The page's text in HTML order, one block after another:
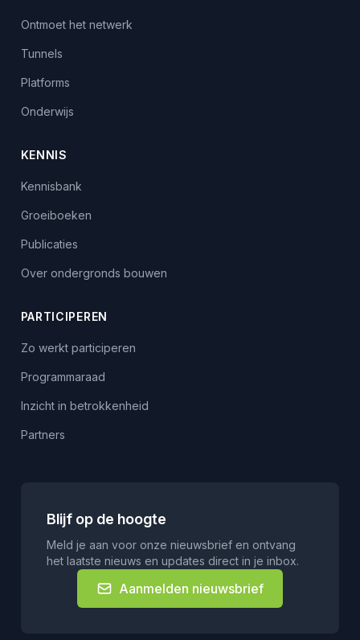
Ontmoet het netwerk
Tunnels
Platforms
Onderwijs
KENNIS
Kennisbank
Groeiboeken
Publicaties
Over ondergronds bouwen
PARTICIPEREN
Zo werkt participeren
Programmaraad
Inzicht in betrokkenheid
Partners
Blijf op de hoogte
Meld je aan voor onze nieuwsbrief en ontvang
het laatste nieuws en updates direct in je inbox.
Aanmelden nieuwsbrief